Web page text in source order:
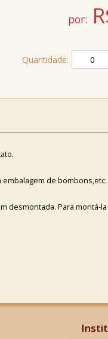
por:
Quantidade:
embalagem de bombons,etc.
desmontada. Para montá-